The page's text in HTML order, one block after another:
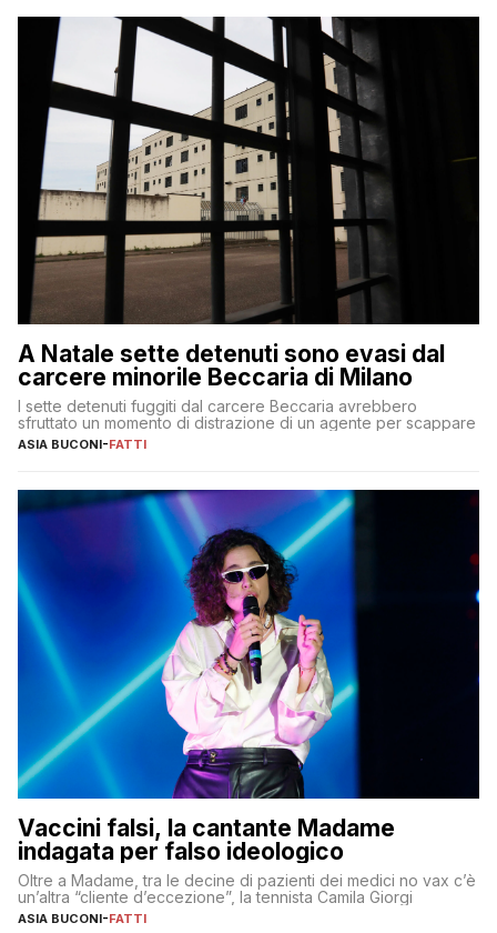
A Natale sette detenuti sono evasi dal
carcere minorile Beccaria di Milano
I sette detenuti fuggiti dal carcere Beccaria avrebbero
sfruttato un momento di distrazione di un agente per scappare
ASIA BUCONI-FATTI
Vaccini falsi, la cantante Madame
indagata per falso ideologico
Oltre a Madame, tra le decine di pazienti dei medici no vax c’è
un’altra “cliente d’eccezione”, la tennista Camila Giorgi
ASIA BUCONI-FATTI